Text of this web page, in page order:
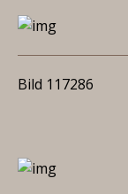
Bild 117286